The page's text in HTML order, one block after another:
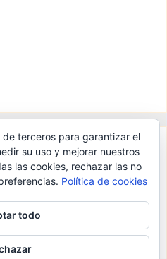
terceros para garantizar el
su uso y mejorar nuestros
las cookies, rechazar las no
Política de cookies
todo